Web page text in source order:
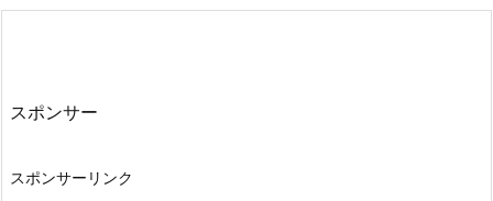
スポンサー
スポンサーリンク